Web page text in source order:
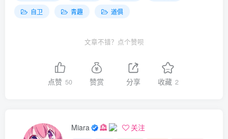
自卫
青趣 道俱
文章不错？点个赞呗
点赞 50 赞赏 分享 收藏 2
Miara 关注